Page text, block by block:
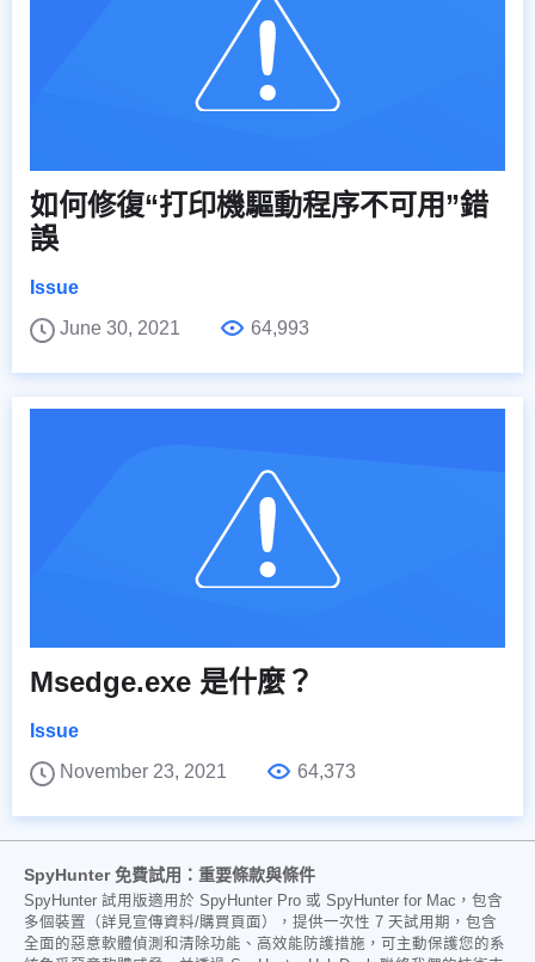
如何修復“打印機驅動程序不可用”錯
誤
Issue
June 30, 2021
64,993
Msedge.exe 是什麼？
Issue
November 23, 2021
64,373
SpyHunter 免費試用：重要條款與條件
SpyHunter 試用版適用於 SpyHunter Pro 或 SpyHunter for Mac，包含
多個裝置（詳見宣傳資料/購買頁面），提供一次性 7 天試用期，包含
全面的惡意軟體偵測和清除功能、高效能防護措施，可主動保護您的系